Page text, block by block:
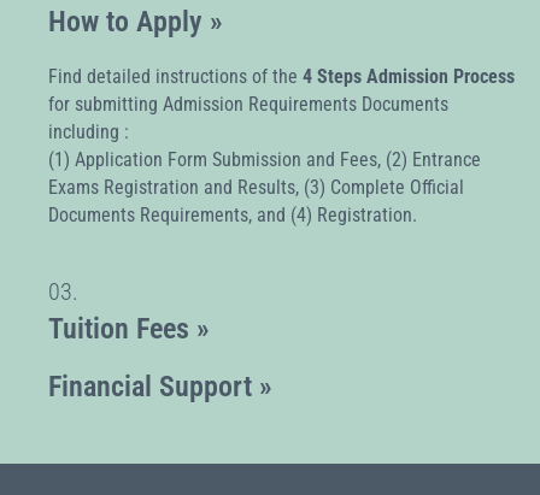
How to Apply »
Find detailed instructions of the 4 Steps Admission Process
for submitting Admission Requirements Documents
including :
(1) Application Form Submission and Fees, (2) Entrance
Exams Registration and Results, (3) Complete Official
Documents Requirements, and (4) Registration.
03.
Tuition Fees »
Financial Support »